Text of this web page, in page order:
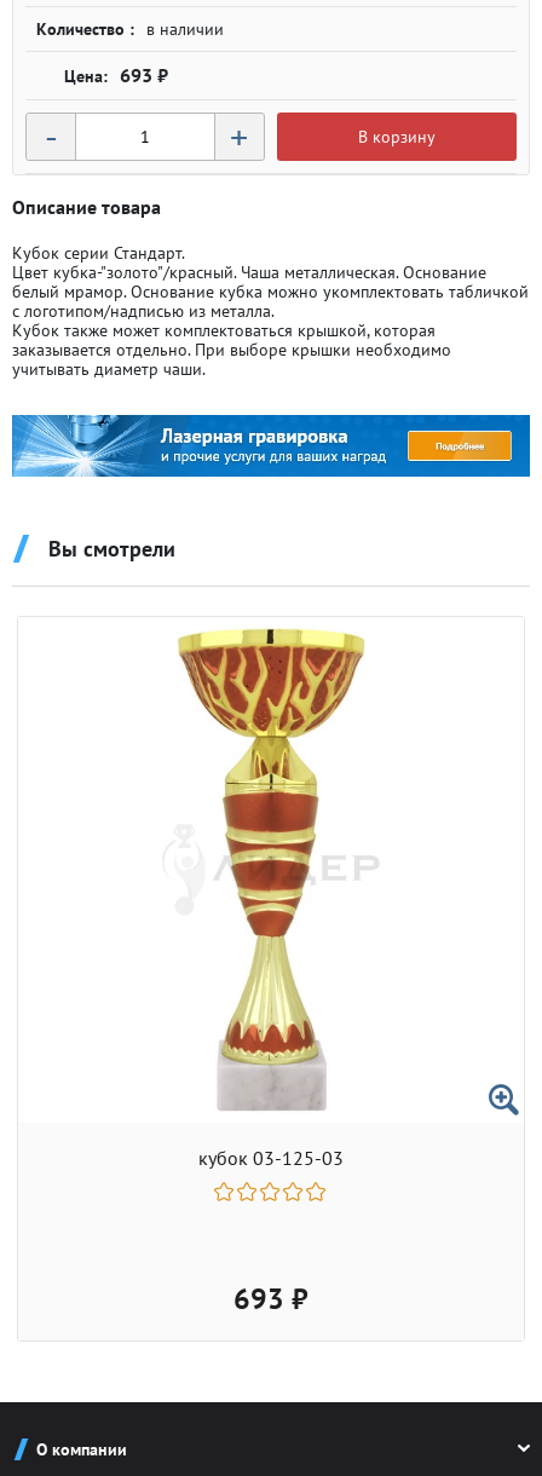
Количество : в наличии
693 ₽
- + В корзину
Описание товара
Кубок серии Стандарт.
Цвет кубка-"золото"/красный. Чаша металлическая. Основание
белый мрамор. Основание кубка можно укомплектовать табличкой
с логотипом/надписью из металла.
Кубок также может комплектоваться крышкой, которая
заказывается отдельно. При выборе крышки необходимо
учитывать диаметр чаши.
Вы смотрели
кубок 03-125-03
693 ₽
О компании